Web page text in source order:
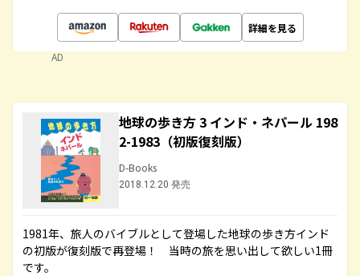
詳細を見る
AD
地球の歩き方 3 インド・ネパール 198
2-1983（初版復刻版）
D-Books
2018.12.20 発売
1981年、旅人のバイブルとして登場した地球の歩き方インド
の初版が復刻版で再登場！ 当時の旅を思い出して欲しい1冊
です。